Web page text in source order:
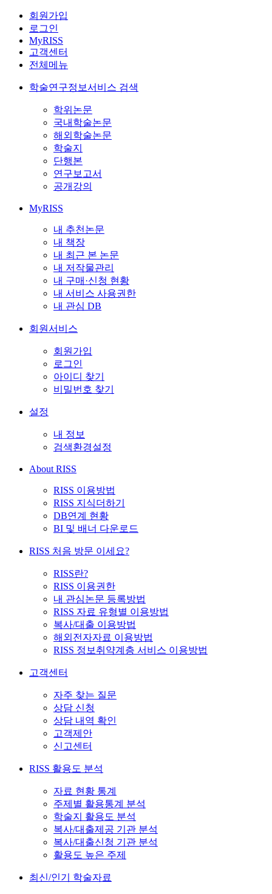
회원가입
로그인
MyRISS
고객센터
전체메뉴
학술연구정보서비스 검색
학위논문
국내학술논문
해외학술논문
학술지
단행본
연구보고서
공개강의
MyRISS
내 추천논문
내 책장
내 최근 본 논문
내 저작물관리
내 구매·신청 현황
내 서비스 사용권한
내 관심 DB
회원서비스
회원가입
로그인
아이디 찾기
비밀번호 찾기
설정
내 정보
검색환경설정
About RISS
RISS 이용방법
RISS 지식더하기
DB연계 현황
BI 및 배너 다운로드
RISS 처음 방문 이세요?
RISS란?
RISS 이용권한
내 관심논문 등록방법
RISS 자료 유형별 이용방법
복사/대출 이용방법
해외전자자료 이용방법
RISS 정보취약계층 서비스 이용방법
고객센터
자주 찾는 질문
상담 신청
상담 내역 확인
고객제안
신고센터
RISS 활용도 분석
자료 현황 통계
주제별 활용통계 분석
학술지 활용도 분석
복사/대출제공 기관 분석
복사/대출신청 기관 분석
활용도 높은 주제
최신/인기 학술자료